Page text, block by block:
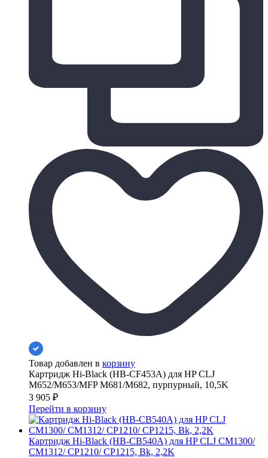
Товар добавлен в корзину
Картридж Hi-Black (HB-CF453A) для HP CLJ
M652/M653/MFP M681/M682, пурпурный, 10,5K
3 905 ₽
Перейти в корзину
Картридж Hi-Black (HB-CB540A) для HP CLJ CM1300/
CM1312/ CP1210/ CP1215, Bk, 2,2K